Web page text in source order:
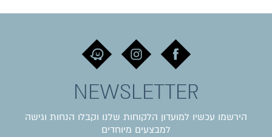
NEWSLETTER
הירשמו עכשיו למועדון הלקוחות שלנו וקבלו הנחות וגישה
למבצעים מיוחדים